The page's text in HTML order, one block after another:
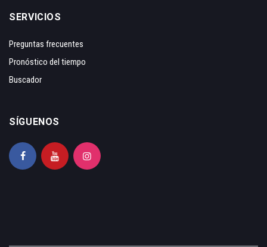
SERVICIOS
Preguntas frecuentes
Pronóstico del tiempo
Buscador
SÍGUENOS